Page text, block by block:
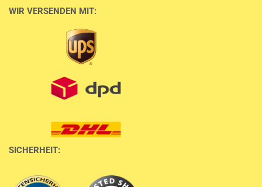
WIR VERSENDEN MIT:
SICHERHEIT: